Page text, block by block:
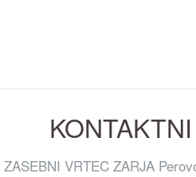
ZASEBNI VRTEC ZARJA